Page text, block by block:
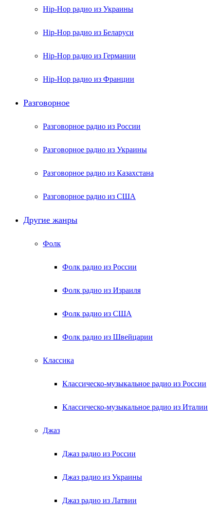
Hip-Hop радио из Украины
Hip-Hop радио из Беларуси
Hip-Hop радио из Германии
Hip-Hop радио из Франции
Разговорное
Разговорное радио из России
Разговорное радио из Украины
Разговорное радио из Казахстана
Разговорное радио из США
Другие жанры
Фолк
Фолк радио из России
Фолк радио из Израиля
Фолк радио из США
Фолк радио из Швейцарии
Классика
Классическо-музыкальное радио из России
Классическо-музыкальное радио из Италии
Джаз
Джаз радио из России
Джаз радио из Украины
Джаз радио из Латвии